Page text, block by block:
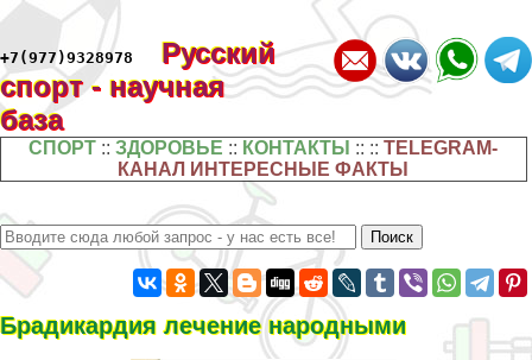
+7(977)9328978
Русский
спорт - научная
база
СПОРТ ::ЗДОРОВЬЕ :: КОНТАКТЫ :: ::TELEGRAM-
КАНАЛ ИНТЕРЕСНЫЕ ФАКТЫ
Брадикардия лечение народными